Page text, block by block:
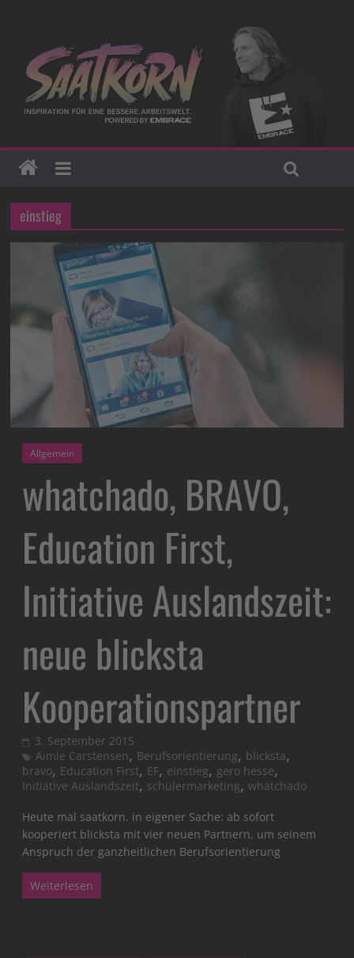
einstieg
Allgemein
whatchado, BRAVO,
Education First,
Initiative Auslandszeit:
neue blicksta
Kooperationspartner
3. September 2015
Aimie Carstensen, Berufsorientierung, blicksta,
bravo, Education First, EF, einstieg,gero hesse,
Initiative Auslandszeit, schülermarketing,whatchado
Heute mal saatkorn. in eigener Sache: ab sofort
kooperiert blicksta mit vier neuen Partnern, um seinem
Anspruch der ganzheitlichen Berufsorientierung
Weiterlesen